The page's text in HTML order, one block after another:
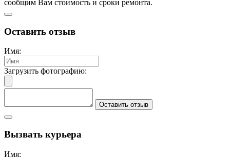
сообщим Вам стоимость и сроки ремонта.
Оставить отзыв
Имя:
Загрузить фотографию:
Оставить отзыв
Вызвать курьера
Имя: